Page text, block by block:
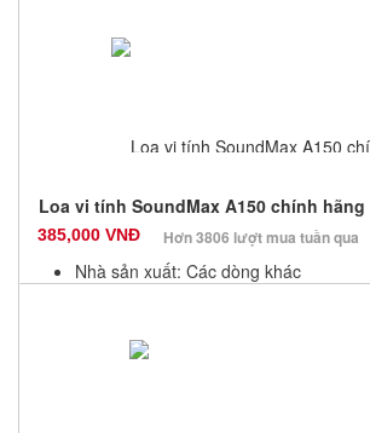
Số lượng: 100
Loa vi tính SoundMax A150 chính hãng
385,000 VNĐ Hơn 3806 lượt mua tuần qua
Nhà sản xuất: Các dòng khác
Số lượng: 100